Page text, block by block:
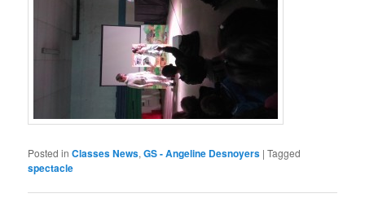
Posted in Classes News,GS - Angeline Desnoyers |Tagged
spectacle